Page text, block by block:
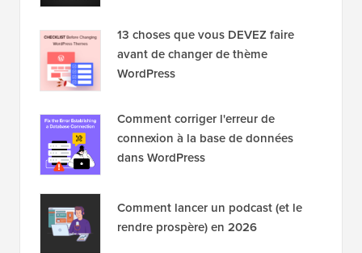
13 choses que vous DEVEZ faire
avant de changer de thème
WordPress
Comment corriger l'erreur de
connexion à la base de données
dans WordPress
Comment lancer un podcast (et le
rendre prospère) en 2026